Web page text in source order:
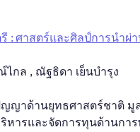
: ศาสตร์และศิลป์การนำผ่
ไกล , ณัฐธิดา เย็นบำรุง
ญาด้านยุทธศาสตร์ชาติ
หารและจัดการทุนด้านก